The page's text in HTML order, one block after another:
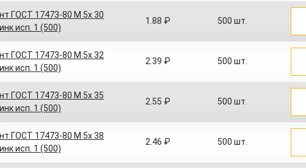
ГОСТ 17473-80 M 5x 30
исп. 1 (500)
1.88 ₽ 500 шт.
ГОСТ 17473-80 M 5x 32
исп. 1 (500)
2.39 ₽ 500 шт.
ГОСТ 17473-80 M 5x 35
исп. 1 (500)
2.55 ₽ 500 шт.
ГОСТ 17473-80 M 5x 38
исп. 1 (500)
2.46 ₽ 500 шт.